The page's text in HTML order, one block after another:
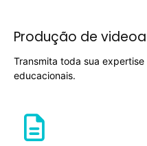
Portfólio
Contato
Produção de
Transmita toda sua
educacionais.